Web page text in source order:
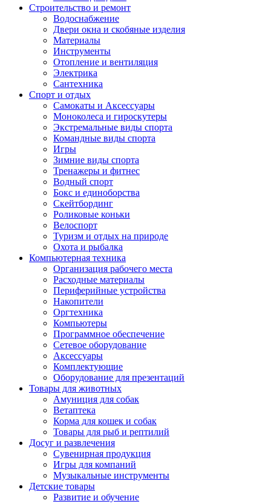
Строительство и ремонт
Водоснабжение
Двери окна и скобяные изделия
Материалы
Инструменты
Отопление и вентиляция
Электрика
Сантехника
Спорт и отдых
Самокаты и Аксессуары
Моноколеса и гироскутеры
Экстремальные виды спорта
Командные виды спорта
Игры
Зимние виды спорта
Тренажеры и фитнес
Водный спорт
Бокс и единоборства
Скейтбординг
Роликовые коньки
Велоспорт
Туризм и отдых на природе
Охота и рыбалка
Компьютерная техника
Организация рабочего места
Расходные материалы
Периферийные устройства
Накопители
Оргтехника
Компьютеры
Программное обеспечение
Сетевое оборудование
Аксессуары
Комплектующие
Оборудование для презентаций
Товары для животных
Амуниция для собак
Ветаптека
Корма для кошек и собак
Товары для рыб и рептилий
Досуг и развлечения
Сувенирная продукция
Игры для компаний
Музыкальные инструменты
Детские товары
Развитие и обучение